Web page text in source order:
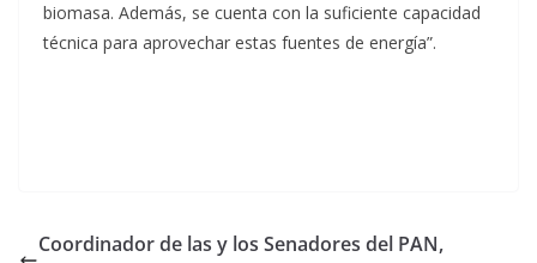
biomasa. Además, se cuenta con la suficiente capacidad
técnica para aprovechar estas fuentes de energía”.
Coordinador de las y los Senadores del PAN,